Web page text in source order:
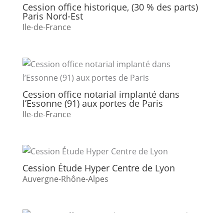
Cession office historique, (30 % des parts)
Paris Nord-Est
Ile-de-France
Cession office notarial implanté dans
l’Essonne (91) aux portes de Paris
Ile-de-France
Cession Étude Hyper Centre de Lyon
Auvergne-Rhône-Alpes